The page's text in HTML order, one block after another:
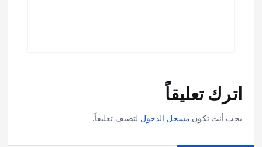
اترك تعليقاً
يجب أنت تكون مسجل الدخول لتضيف تعليقاً.
هوي آن… مدينة الفوانيس وسحر التاريخ